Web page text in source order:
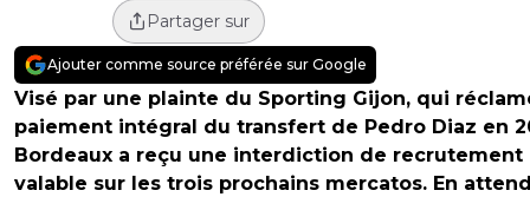
Partager sur
Ajouter comme source préférée sur Google
Visé par une plainte du Sporting Gijon, qui
paiement intégral du transfert de Pedro Diaz en
Bordeaux a reçu une interdiction de recrutement
valable sur les trois prochains mercatos. En